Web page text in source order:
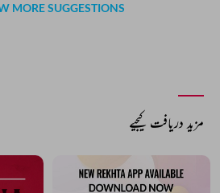
MORE SUGGESTIONS
مزید دریافت کیجیے